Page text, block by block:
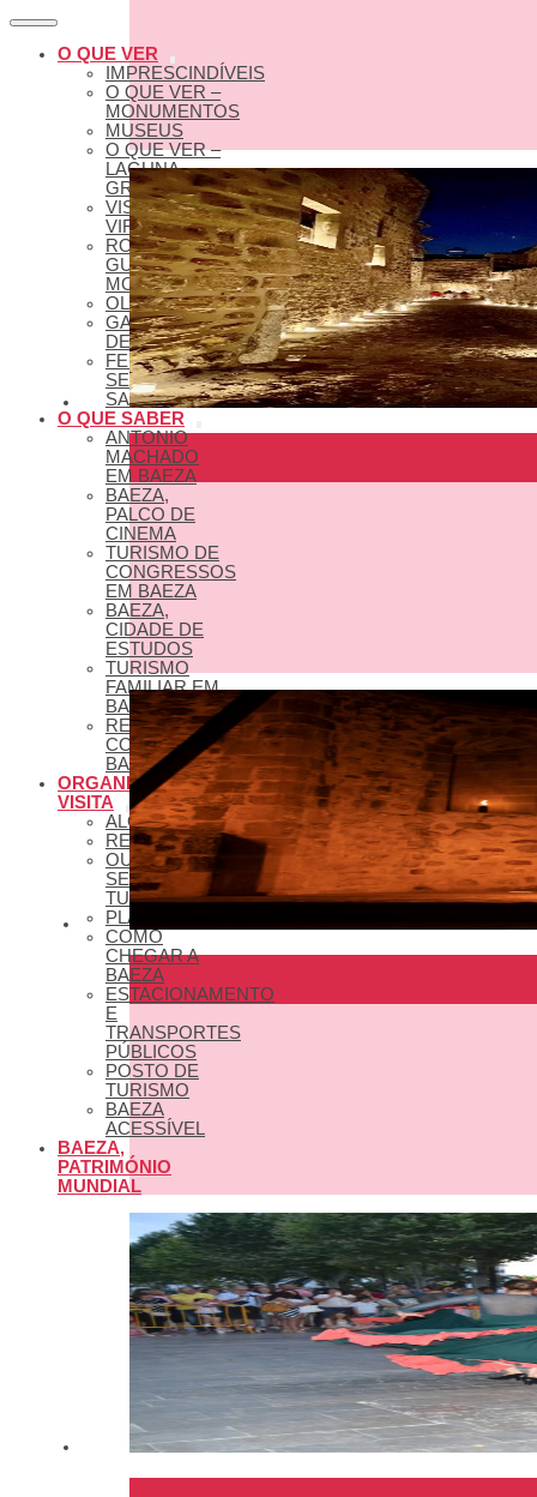
O QUE VER
IMPRESCINDÍVEIS
O QUE VER –
MONUMENTOS
MUSEUS
O QUE VER –
LAGUNA
GRANDE
VISITAS
VIRTUAIS
ROTAS E
GUIAS
MONUMENTAIS
OLEOTURISMO
GASTRONOMIA
DE BAEZA
FERIADOS E
SEMANA
SANTA
O QUE SABER
ANTONIO
MACHADO
EM BAEZA
BAEZA,
PALCO DE
CINEMA
TURISMO DE
CONGRESSOS
EM BAEZA
BAEZA,
CIDADE DE
ESTUDOS
TURISMO
FAMILIAR EM
BAEZA
REDES
COLABORATIVAS
BAEZA
ORGANIZE A SUA
VISITA
ALOJAMENTOS
RESTAURANTES
OUTROS
SERVIÇOS
TURÍSTICOS
PLANOS
COMO
CHEGAR A
BAEZA
ESTACIONAMENTO
E
TRANSPORTES
PÚBLICOS
POSTO DE
TURISMO
BAEZA
ACESSÍVEL
BAEZA,
PATRIMÓNIO
MUNDIAL